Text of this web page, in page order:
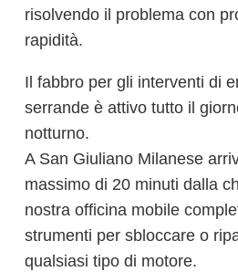
risolvendo il problema con
rapidità.
Il fabbro per gli interventi di
serrande è attivo tutto il
notturno.
A San Giuliano Milanese
massimo di 20 minuti dalla
nostra officina mobile
strumenti per sbloccare o
qualsiasi tipo di motore.